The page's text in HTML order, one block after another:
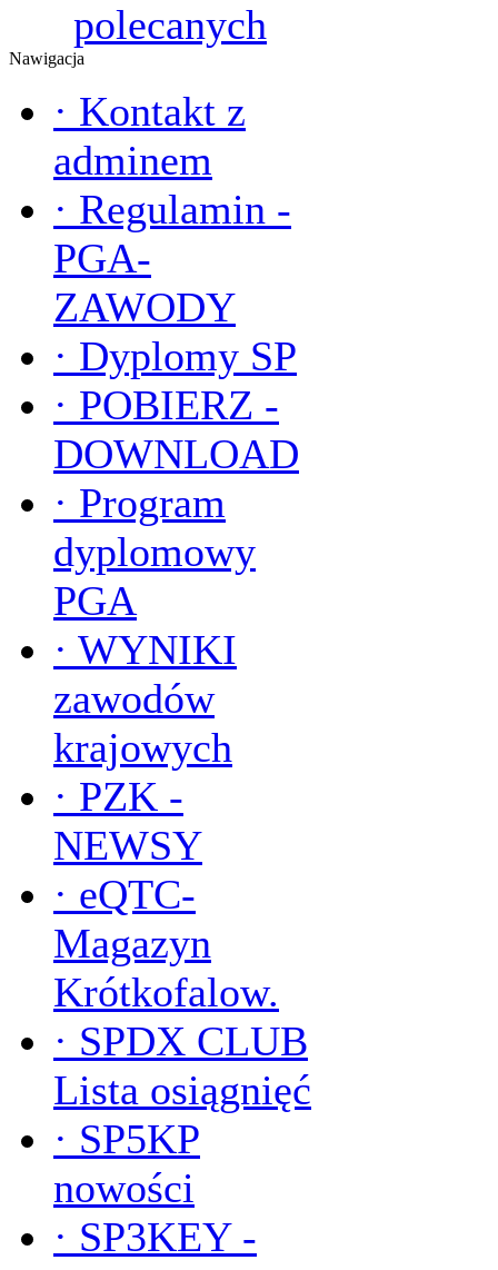
polecanych
Nawigacja
· Kontakt z
adminem
· Regulamin -
PGA-
ZAWODY
· Dyplomy SP
· POBIERZ -
DOWNLOAD
· Program
dyplomowy
PGA
· WYNIKI
zawodów
krajowych
· PZK -
NEWSY
· eQTC-
Magazyn
Krótkofalow.
· SPDX CLUB
Lista osiągnięć
· SP5KP
nowości
· SP3KEY -